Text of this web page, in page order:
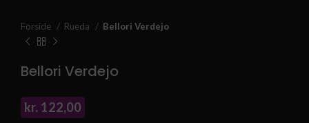
Forside Rueda Bellori Verdejo
Bellori Verdejo
kr. 122,00